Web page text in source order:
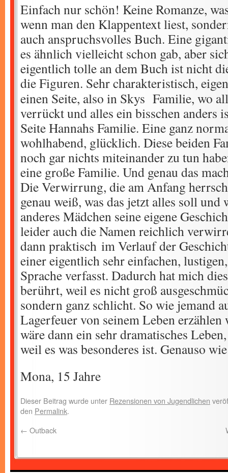
Einfach nur schön! Keine Romanze,
wenn man den Klappentext liest,
auch anspruchsvolles Buch. Eine
es ähnlich vielleicht schon gab, aber
eigentlich tolle an dem Buch ist nicht
die Figuren. Sehr charakteristisch,
einen Seite, also in Skys Familie, wo
verrückt und alles ein bisschen anders
Seite Hannahs Familie. Eine ganz
wohlhabend, glücklich. Diese beiden
noch gar nichts miteinander zu tun
eine große Familie. Und genau das
Die Verwirrung, die am Anfang
genau weiß, was das jetzt alles soll und
anderes Mädchen seine eigene
leider auch die Namen reichlich
dann praktisch im Verlauf der
einer eigentlich sehr einfachen,
Sprache verfasst. Dadurch hat mich
berührt, weil es nicht groß
sondern ganz schlicht. So wie jemand
Lagerfeuer von seinem Leben erzählen
wäre dann ein sehr dramatisches
weil es was besonderes ist. Genauso
Mona, 15 Jahre
Dieser Beitrag wurde unter Rezensionen von Jugendlichen
den Permalink.
← Outback